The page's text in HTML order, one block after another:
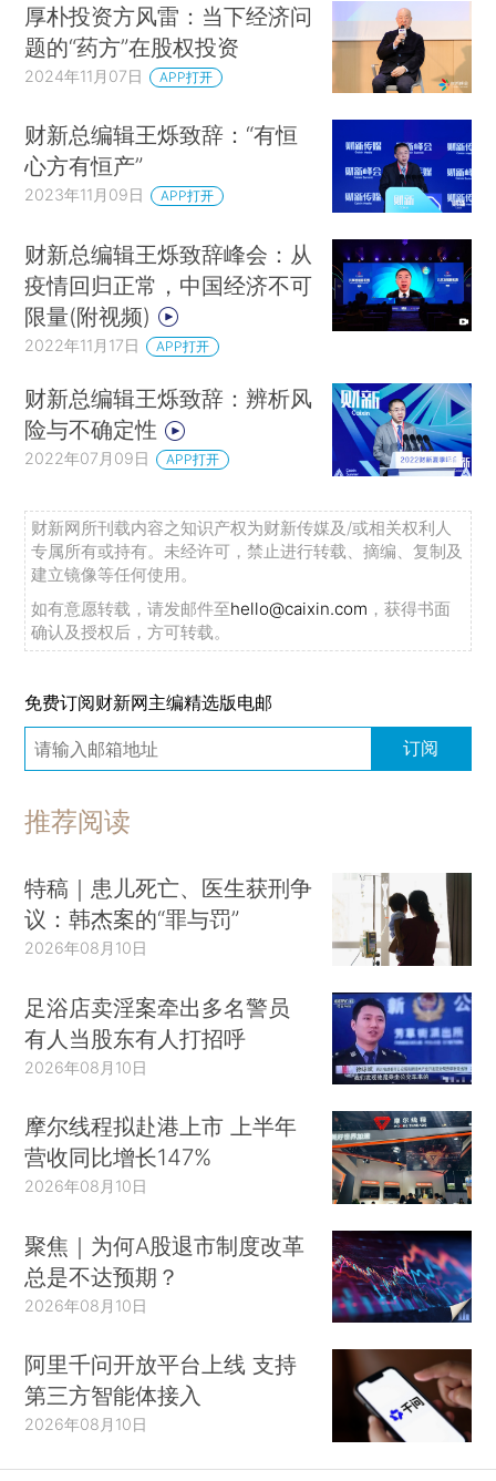
厚朴投资方风雷：当下经济问
题的“药方”在股权投资
2024年11月07日 APP打开
财新总编辑王烁致辞：“有恒
心方有恒产”
2023年11月09日 APP打开
财新总编辑王烁致辞峰会：从
疫情回归正常，中国经济不可
限量(附视频)
2022年11月17日 APP打开
财新总编辑王烁致辞：辨析风
险与不确定性
2022年07月09日 APP打开
财新网所刊载内容之知识产权为财新传媒及/或相关权利人
专属所有或持有。未经许可，禁止进行转载、摘编、复制及
建立镜像等任何使用。
如有意愿转载，请发邮件至hello@caixin.com ，获得书面
确认及授权后，方可转载。
免费订阅财新网主编精选版电邮
订阅
推荐阅读
特稿｜患儿死亡、医生获刑争
议：韩杰案的“罪与罚”
2026年08月10日
足浴店卖淫案牵出多名警员
有人当股东有人打招呼
2026年08月10日
摩尔线程拟赴港上市 上半年
营收同比增长147%
2026年08月10日
聚焦｜为何A股退市制度改革
总是不达预期？
2026年08月10日
阿里千问开放平台上线 支持
第三方智能体接入
2026年08月10日